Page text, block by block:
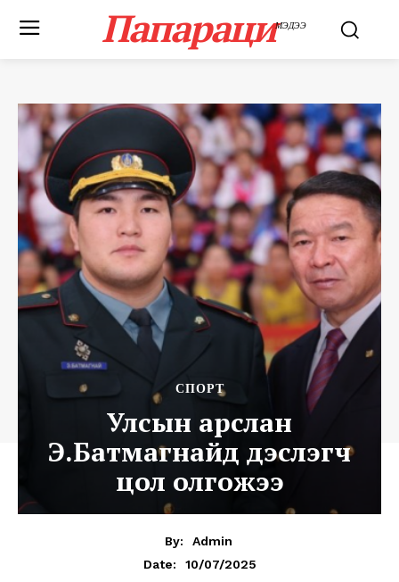
ПапарациМЭДЭЭ
СПОРТ
Улсын арслан
Э.Батмагнайд дэслэгч
цол олгожээ
By:
Admin
Date:
10/07/2025